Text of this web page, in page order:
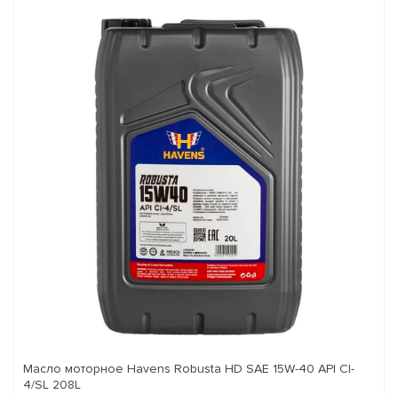
Масло моторное Havens Robusta HD SAE 15W-40 API CI-
4/SL 208L